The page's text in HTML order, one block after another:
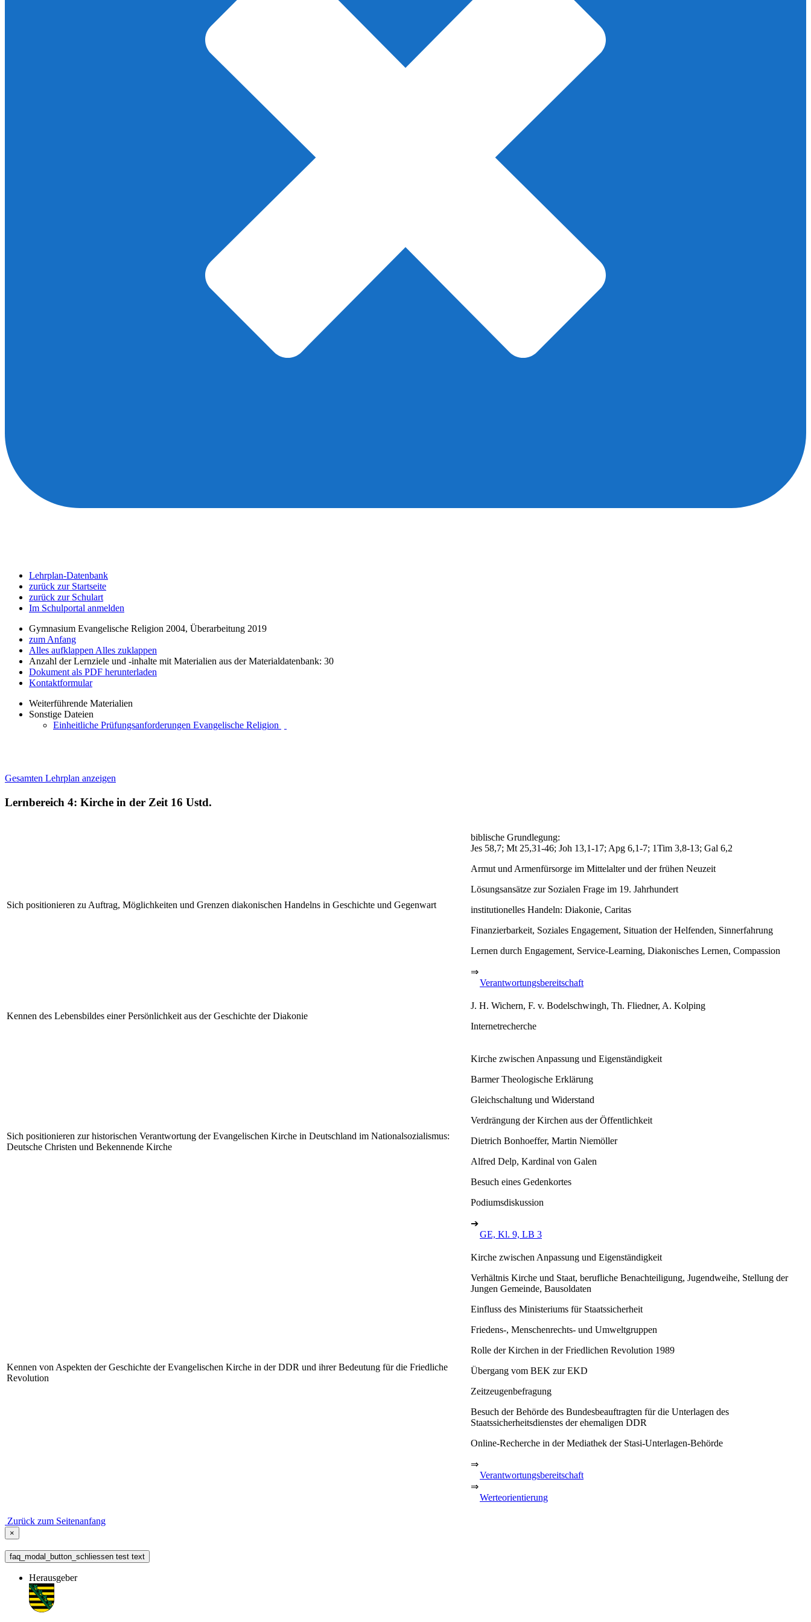
Lehrplan-Datenbank
zurück zur Startseite
zurück zur Schulart
Im Schulportal anmelden
Gymnasium Evangelische Religion 2004, Überarbeitung 2019
zum Anfang
Alles aufklappen Alles zuklappen
Anzahl der Lernziele und -inhalte mit Materialien aus der Materialdatenbank: 30
Dokument als PDF herunterladen
Kontaktformular
Weiterführende Materialien
Sonstige Dateien
Einheitliche Prüfungsanforderungen Evangelische Religion
Gesamten Lehrplan anzeigen
Lernbereich 4: Kirche in der Zeit 16 Ustd.
Sich positionieren zu Auftrag, Möglichkeiten und Grenzen diakonischen Handelns in Geschichte und Gegenwart
biblische Grundlegung:
Jes 58,7; Mt 25,31-46; Joh 13,1-17; Apg 6,1-7; 1Tim 3,8-13; Gal 6,2
Armut und Armenfürsorge im Mittelalter und der frühen Neuzeit
Lösungsansätze zur Sozialen Frage im 19. Jahrhundert
institutionelles Handeln: Diakonie, Caritas
Finanzierbarkeit, Soziales Engagement, Situation der Helfenden, Sinnerfahrung
Lernen durch Engagement, Service-Learning, Diakonisches Lernen, Compassion
⇒
Verantwortungsbereitschaft
Kennen des Lebensbildes einer Persönlichkeit aus der Geschichte der Diakonie
J. H. Wichern, F. v. Bodelschwingh, Th. Fliedner, A. Kolping
Internetrecherche
Sich positionieren zur historischen Verantwortung der Evangelischen Kirche in Deutschland im Nationalsozialismus:
Deutsche Christen und Bekennende Kirche
Kirche zwischen Anpassung und Eigenständigkeit
Barmer Theologische Erklärung
Gleichschaltung und Widerstand
Verdrängung der Kirchen aus der Öffentlichkeit
Dietrich Bonhoeffer, Martin Niemöller
Alfred Delp, Kardinal von Galen
Besuch eines Gedenkortes
Podiumsdiskussion
➔
GE, Kl. 9, LB 3
Kennen von Aspekten der Geschichte der Evangelischen Kirche in der DDR und ihrer Bedeutung für die Friedliche
Revolution
Kirche zwischen Anpassung und Eigenständigkeit
Verhältnis Kirche und Staat, berufliche Benachteiligung, Jugendweihe, Stellung der
Jungen Gemeinde, Bausoldaten
Einfluss des Ministeriums für Staatssicherheit
Friedens-, Menschenrechts- und Umweltgruppen
Rolle der Kirchen in der Friedlichen Revolution 1989
Übergang vom BEK zur EKD
Zeitzeugenbefragung
Besuch der Behörde des Bundesbeauftragten für die Unterlagen des
Staatssicherheitsdienstes der ehemaligen DDR
Online-Recherche in der Mediathek der Stasi-Unterlagen-Behörde
⇒
Verantwortungsbereitschaft
⇒
Werteorientierung
Zurück zum Seitenanfang
×
faq_modal_button_schliessen test text
Herausgeber